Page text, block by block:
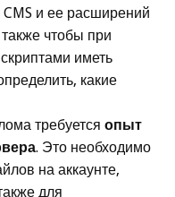
и ее расширений
чтобы при
иметь
какие
требуется опыт
. Это необходимо
на аккаунте,
для